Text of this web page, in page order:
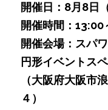
開催日：8月8日
開催時間：13:00
開催会場：スパ
円形イベントス
（大阪府大阪市
４）